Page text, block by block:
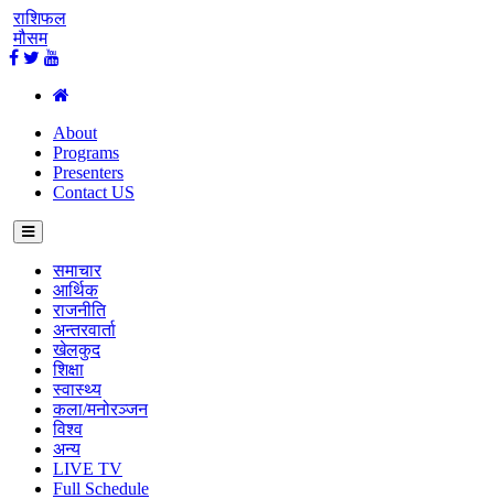
राशिफल
मौसम
About
Programs
Presenters
Contact US
समाचार
आर्थिक
राजनीति
अन्तरवार्ता
खेलकुद
शिक्षा
स्वास्थ्य
कला/मनोरञ्जन
विश्व
अन्य
LIVE TV
Full Schedule